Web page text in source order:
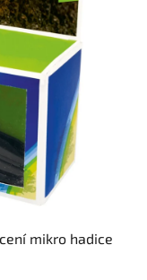
mikro hadice